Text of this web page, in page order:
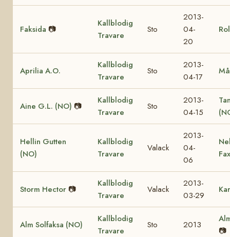
Faksida 📷
Kallblodig
Travare
Sto
2013-
04-
20
Aprilia A.O.
Kallblodig
Travare
Sto
2013-
04-17
Aine G.L. (NO) 📷
Kallblodig
Travare
Sto
2013-
04-15
Hellin Gutten
(NO)
Kallblodig
Travare
Valack
2013-
04-
06
Storm Hector 📷
Kallblodig
Travare
Valack
2013-
03-29
Alm Solfaksa (NO)
Kallblodig
Travare
Sto 2013
📷